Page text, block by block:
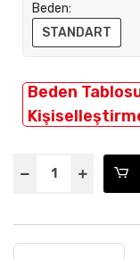
Beden:
STANDART
Beden